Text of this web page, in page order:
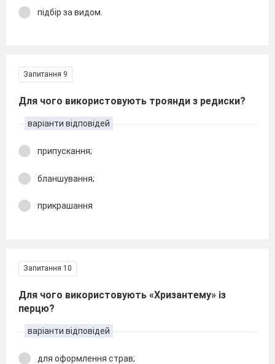
підбір за видом.
Запитання 9
Для чого використовують троянди з редиски?
варіанти відповідей
припускання;
бланшування;
прикрашання
Запитання 10
Для чого використовують «Хризантему» із
перцю?
варіанти відповідей
для оформлення страв;